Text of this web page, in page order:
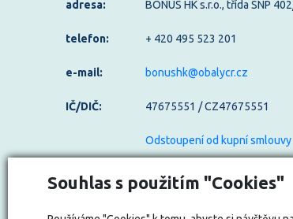
Souhlas s použitím "Cookies"
adresa: BONUS HK s.r.o., třída SNP
telefon: + 420 495 523 201
e-mail: bonushk@obalycr.cz
IČ/DIČ: 47675551 / CZ47675551
Odstoupení od kupní smlouvy